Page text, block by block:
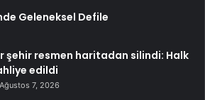
Geleneksel Defile
şehir resmen haritadan silindi: Halk
edildi
Ağustos 7, 2026